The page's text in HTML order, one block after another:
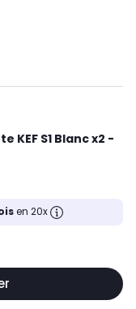
KEF S1 Blanc x2 -
en 20x